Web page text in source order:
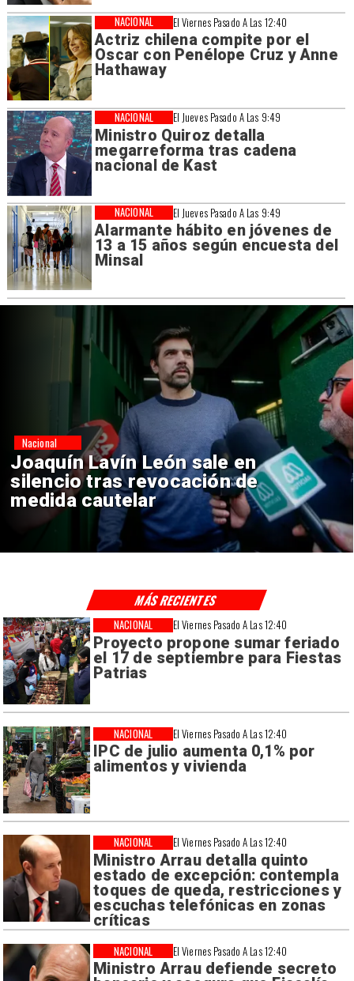
El Viernes Pasado A Las 12:40
Actriz chilena compite por el
Oscar con Penélope Cruz y Anne
Hathaway
NACIONAL
El Jueves Pasado A Las 9:49
Ministro Quiroz detalla
megarreforma tras cadena
nacional de Kast
NACIONAL
El Jueves Pasado A Las 9:49
Alarmante hábito en jóvenes de
13 a 15 años según encuesta del
Minsal
NACIONAL
Chile y Venezuela formalizan
reinicio de relaciones
consulares
Nacional
El Viernes Pasado A Las 12:40
Proyecto propone sumar feriado
el 17 de septiembre para Fiestas
Patrias
NACIONAL
El Viernes Pasado A Las 12:40
IPC de julio aumenta 0,1% por
alimentos y vivienda
NACIONAL
El Viernes Pasado A Las 12:40
Ministro Arrau detalla quinto
estado de excepción: contempla
toques de queda, restricciones y
escuchas telefónicas en zonas
críticas
NACIONAL
El Viernes Pasado A Las 12:40
Ministro Arrau defiende secreto
NACIONAL
MÁS RECIENTES